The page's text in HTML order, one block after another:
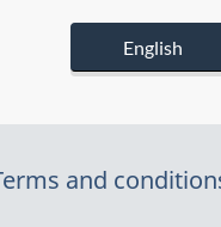
English
and